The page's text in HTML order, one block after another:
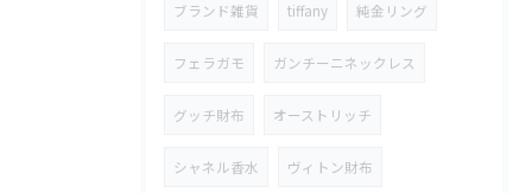
ブランド雑貨 tiffany 純金リング
フェラガモ ガンチーニネックレス
グッチ財布 オーストリッチ
シャネル香水 ヴィトン財布